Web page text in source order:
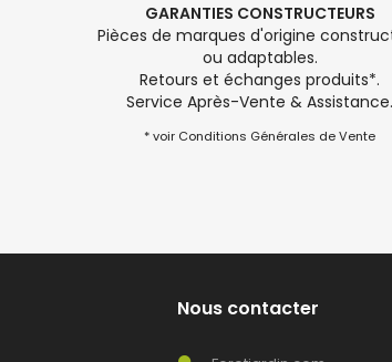
GARANTIES CONSTRUCTEURS
Pièces de marques d'origine
ou adaptables.
Retours et échanges produits*.
Service Après-Vente & Assistance.
* voir Conditions Générales de Vente
Nous contacter